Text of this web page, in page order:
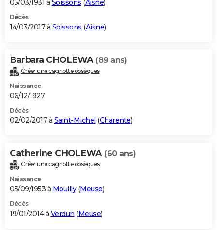
05/03/1931 à Soissons (Aisne)
Décès
14/03/2017 à Soissons (Aisne)
Barbara CHOLEWA (89 ans)
Créer une cagnotte obsèques
Naissance
06/12/1927
Décès
02/02/2017 à Saint-Michel (Charente)
Catherine CHOLEWA (60 ans)
Créer une cagnotte obsèques
Naissance
05/09/1953 à Mouilly(Meuse)
Décès
19/01/2014 à Verdun (Meuse)